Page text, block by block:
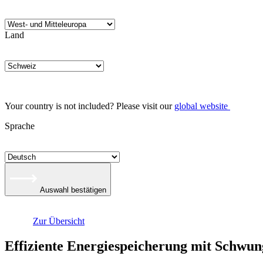
Land
Your country is not included? Please visit our global website
Sprache
Auswahl bestätigen
Zur Übersicht
Effiziente Energiespeicherung mit